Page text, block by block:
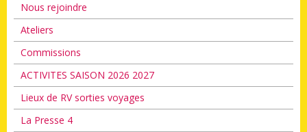
Nous rejoindre
Ateliers
Commissions
ACTIVITES SAISON 2026 2027
Lieux de RV sorties voyages
La Presse 4